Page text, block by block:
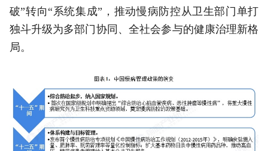
破”转向“系统集成”，推动慢病防控从卫生部门单打
独斗升级为多部门协同、全社会参与的健康治理新格
局。